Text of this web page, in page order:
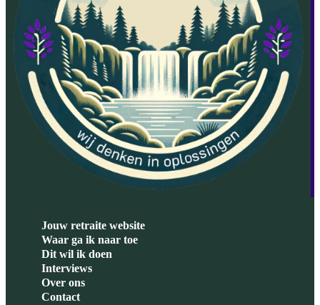
Jouw retraite website
Waar ga ik naar toe
Dit wil ik doen
Interviews
Over ons
Contact